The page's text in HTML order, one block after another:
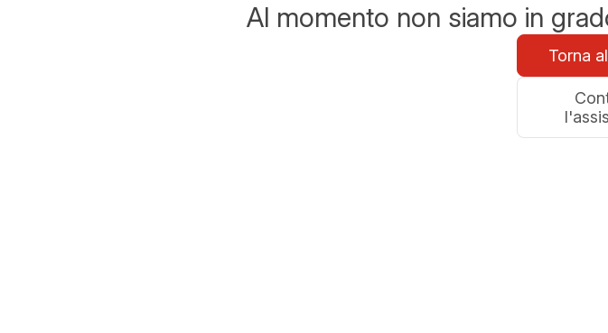
Al momento non siamo in
Torna